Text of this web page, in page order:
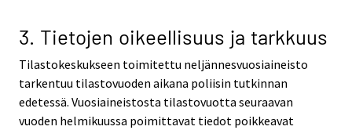
3. Tietojen oikeellisuus ja tarkkuus
Tilastokeskukseen toimitettu neljännesvuosiaineisto
tarkentuu tilastovuoden aikana poliisin tutkinnan
edetessä. Vuosiaineistosta tilastovuotta seuraavan
vuoden helmikuussa poimittavat tiedot poikkeavat